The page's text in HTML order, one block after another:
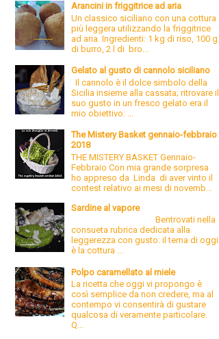
Arancini in friggitrice ad aria
Un classico siciliano con una cottura
più leggera utilizzando la friggitrice
ad aria. Ingredienti: 1 kg di riso, 100 g
di burro, 2 l di bro...
Gelato al gusto di cannolo siciliano
Il cannolo è il dolce simbolo della
Sicilia insieme alla cassata; ritrovare il
suo gusto in un fresco gelato era il
mio obiettivo: ...
The Mistery Basket gennaio-febbraio
2018
THE MISTERY BASKET Gennaio-
Febbraio Con mia grande sorpresa
ho appreso da Linda di aver vinto il
contest relativo ai mesi di novemb...
Sardine al vapore
Bentrovati nella
consueta rubrica dedicata alla
leggerezza con gusto: il tema di oggi
è la cottura ...
Polpo caramellato al miele
La ricetta che oggi vi propongo è
così semplice da non credere, ma al
contempo vi consentirà di gustare
qualcosa di veramente particolare.
Q...